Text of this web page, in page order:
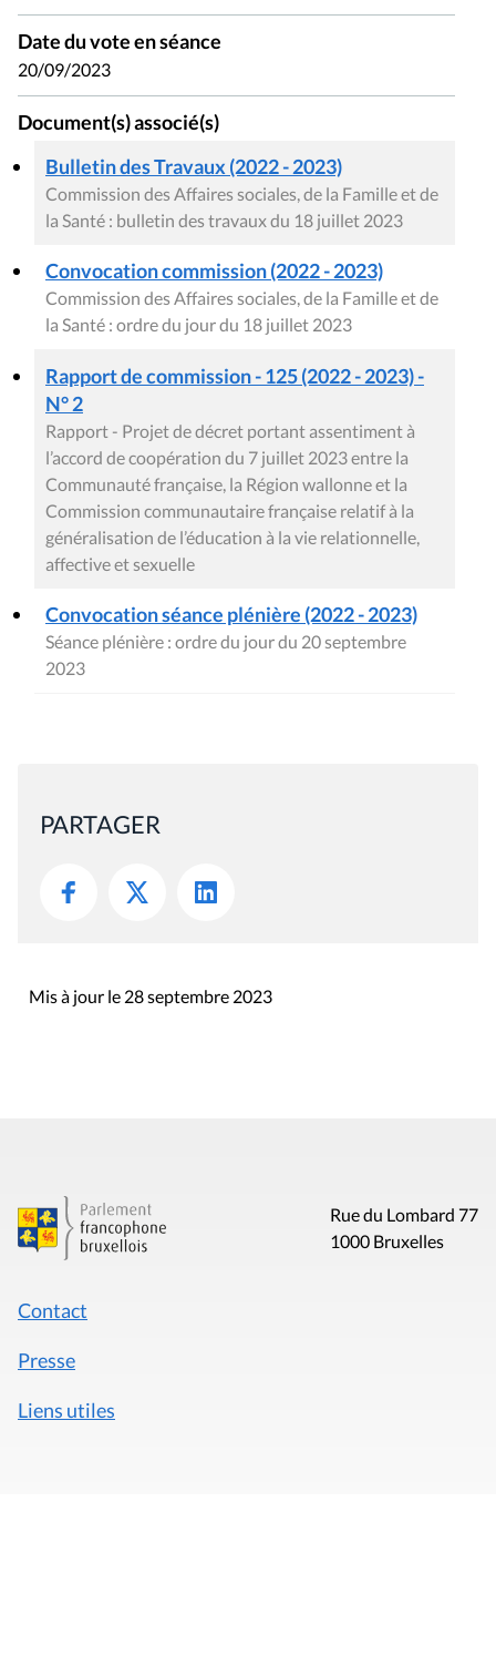
Date du vote en séance
20/09/2023
Document(s) associé(s)
Bulletin des Travaux (2022 - 2023)
Commission des Affaires sociales, de la Famille et de
la Santé : bulletin des travaux du 18 juillet 2023
Convocation commission (2022 - 2023)
Commission des Affaires sociales, de la Famille et de
la Santé : ordre du jour du 18 juillet 2023
Rapport de commission - 125 (2022 - 2023) -
N° 2
Rapport - Projet de décret portant assentiment à
l’accord de coopération du 7 juillet 2023 entre la
Communauté française, la Région wallonne et la
Commission communautaire française relatif à la
généralisation de l’éducation à la vie relationnelle,
affective et sexuelle
Convocation séance plénière (2022 - 2023)
Séance plénière : ordre du jour du 20 septembre
2023
PARTAGER
Mis à jour le 28 septembre 2023
Rue du Lombard 77
1000 Bruxelles
Contact
Presse
Liens utiles